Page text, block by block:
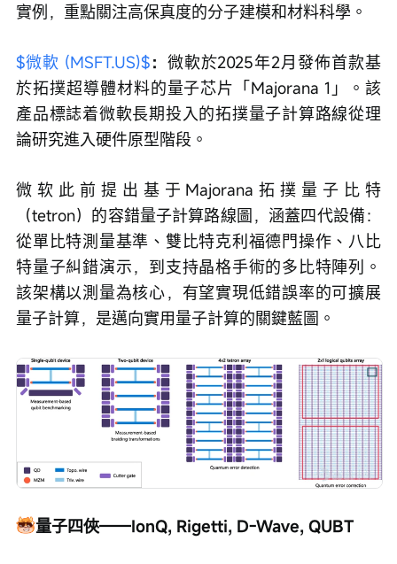
實例，重點關注高保真度的分子建模和材料科學。
$微軟 (MSFT.US)$： 微軟於2025年2月發佈首款基
於拓撲超導體材料的量子芯片「Majorana 1」。該
產品標誌着微軟長期投入的拓撲量子計算路線從理
論研究進入硬件原型階段。
微软此前提出基于Majorana拓撲量子比特
（tetron）的容錯量子計算路線圖，涵蓋四代設備：
從單比特測量基準、雙比特克利福德門操作、八比
特量子糾錯演示，到支持晶格手術的多比特陣列。
該架構以測量為核心，有望實現低錯誤率的可擴展
量子計算，是邁向實用量子計算的關鍵藍圖。
量子四俠——IonQ, Rigetti, D-Wave, QUBT